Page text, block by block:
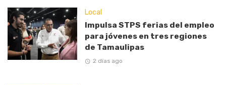
Local
Impulsa STPS ferias del empleo
para jóvenes en tres regiones
de Tamaulipas
2 días ago